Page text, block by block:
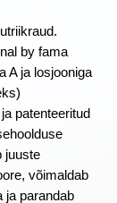
by fama
A ja losjooniga
patenteeritud
juuste
võimaldab
ja parandab